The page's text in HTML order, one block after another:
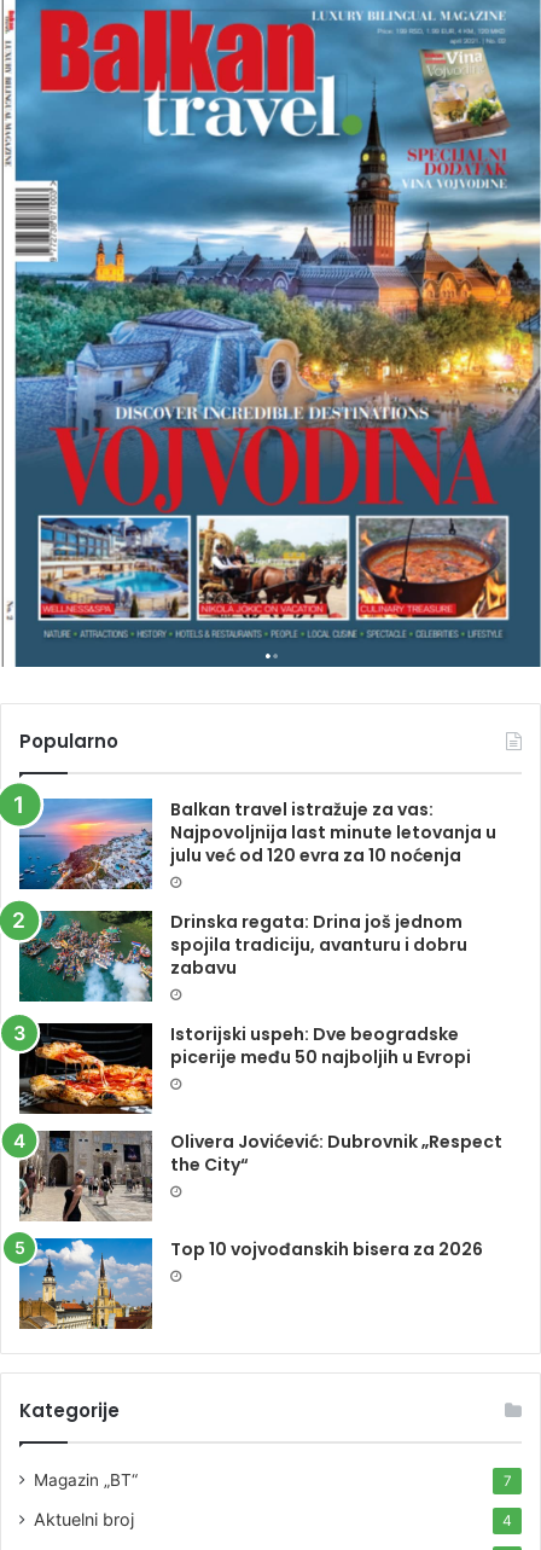
B
R
O
J
B
A
L
A
Popularno
Balkan travel istražuje za vas:
Najpovoljnija last minute letovanja u
julu već od 120 evra za 10 noćenja
Drinska regata: Drina još jednom
spojila tradiciju, avanturu i dobru
zabavu
Istorijski uspeh: Dve beogradske
picerije među 50 najboljih u Evropi
Olivera Jovićević: Dubrovnik „Respect
the City“
Top 10 vojvođanskih bisera za 2026
Kategorije
Magazin „BT“ 7
Aktuelni broj 4